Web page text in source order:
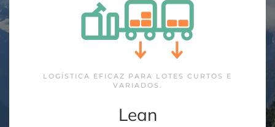
LOGÍSTICA EFICAZ PARA LOTES CURTOS E
VARIADOS.
Lean